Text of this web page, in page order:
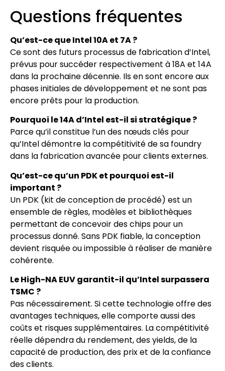
Questions fréquentes
Qu’est-ce que Intel 10A et 7A ?
Ce sont des futurs processus de fabrication d’Intel,
prévus pour succéder respectivement à 18A et 14A
dans la prochaine décennie. Ils en sont encore aux
phases initiales de développement et ne sont pas
encore prêts pour la production.
Pourquoi le 14A d’Intel est-il si stratégique ?
Parce qu’il constitue l’un des nœuds clés pour
qu’Intel démontre la compétitivité de sa foundry
dans la fabrication avancée pour clients externes.
Qu’est-ce qu’un PDK et pourquoi est-il
important ?
Un PDK (kit de conception de procédé) est un
ensemble de règles, modèles et bibliothèques
permettant de concevoir des chips pour un
processus donné. Sans PDK fiable, la conception
devient risquée ou impossible à réaliser de manière
cohérente.
Le High-NA EUV garantit-il qu’Intel surpassera
TSMC ?
Pas nécessairement. Si cette technologie offre des
avantages techniques, elle comporte aussi des
coûts et risques supplémentaires. La compétitivité
réelle dépendra du rendement, des yields, de la
capacité de production, des prix et de la confiance
des clients.